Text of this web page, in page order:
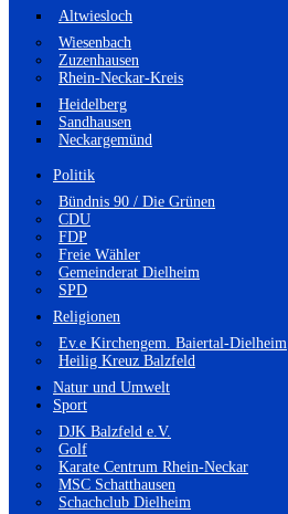
Altwiesloch
Wiesenbach
Zuzenhausen
Rhein-Neckar-Kreis
Heidelberg
Sandhausen
Neckargemünd
Politik
Bündnis 90 / Die Grünen
CDU
FDP
Freie Wähler
Gemeinderat Dielheim
SPD
Religionen
Ev.e Kirchengem. Baiertal-Dielheim
Heilig Kreuz Balzfeld
Natur und Umwelt
Sport
DJK Balzfeld e.V.
Golf
Karate Centrum Rhein-Neckar
MSC Schatthausen
Schachclub Dielheim